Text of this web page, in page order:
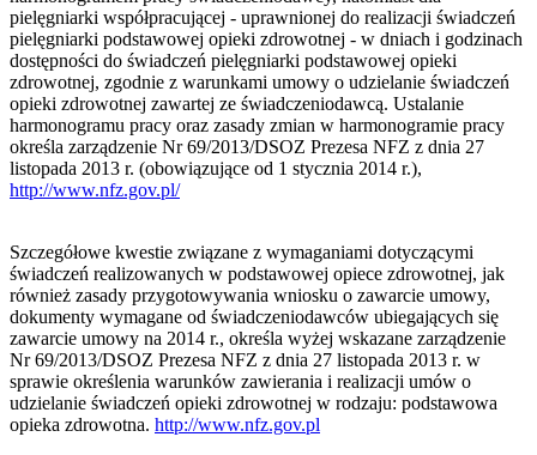
pielęgniarki współpracującej - uprawnionej do realizacji świadczeń
pielęgniarki podstawowej opieki zdrowotnej - w dniach i godzinach
dostępności do świadczeń pielęgniarki podstawowej opieki
zdrowotnej, zgodnie z warunkami umowy o udzielanie świadczeń
opieki zdrowotnej zawartej ze świadczeniodawcą. Ustalanie
harmonogramu pracy oraz zasady zmian w harmonogramie pracy
określa zarządzenie Nr 69/2013/DSOZ Prezesa NFZ z dnia 27
listopada 2013 r. (obowiązujące od 1 stycznia 2014 r.),
http://www.nfz.gov.pl/
Szczegółowe kwestie związane z wymaganiami dotyczącymi
świadczeń realizowanych w podstawowej opiece zdrowotnej, jak
również zasady przygotowywania wniosku o zawarcie umowy,
dokumenty wymagane od świadczeniodawców ubiegających się
zawarcie umowy na 2014 r., określa wyżej wskazane zarządzenie
Nr 69/2013/DSOZ Prezesa NFZ z dnia 27 listopada 2013 r. w
sprawie określenia warunków zawierania i realizacji umów o
udzielanie świadczeń opieki zdrowotnej w rodzaju: podstawowa
opieka zdrowotna. http://www.nfz.gov.pl